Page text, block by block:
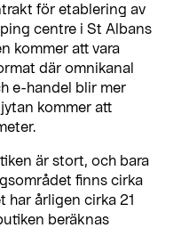
för etablering av
centre i St Albans
kommer att vara
där omnikanal
e-handel blir mer
kommer att
är stort, och bara
finns cirka
har årligen cirka 21
beräknas